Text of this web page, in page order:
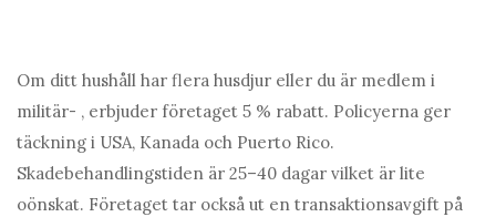
Om ditt hushåll har flera husdjur eller du är medlem i
militär- , erbjuder företaget 5 % rabatt. Policyerna ger
täckning i USA, Kanada och Puerto Rico.
Skadebehandlingstiden är 25–40 dagar vilket är lite
oönskat. Företaget tar också ut en transaktionsavgift på